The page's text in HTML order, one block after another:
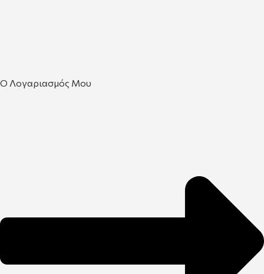
Ο Λογαριασμός Μου